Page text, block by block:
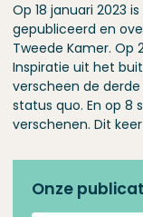
Op 18 januari 2023
gepubliceerd en
Tweede Kamer. Op
Inspiratie uit het
verscheen de
status quo. En op 8
verschenen. Dit
Onze